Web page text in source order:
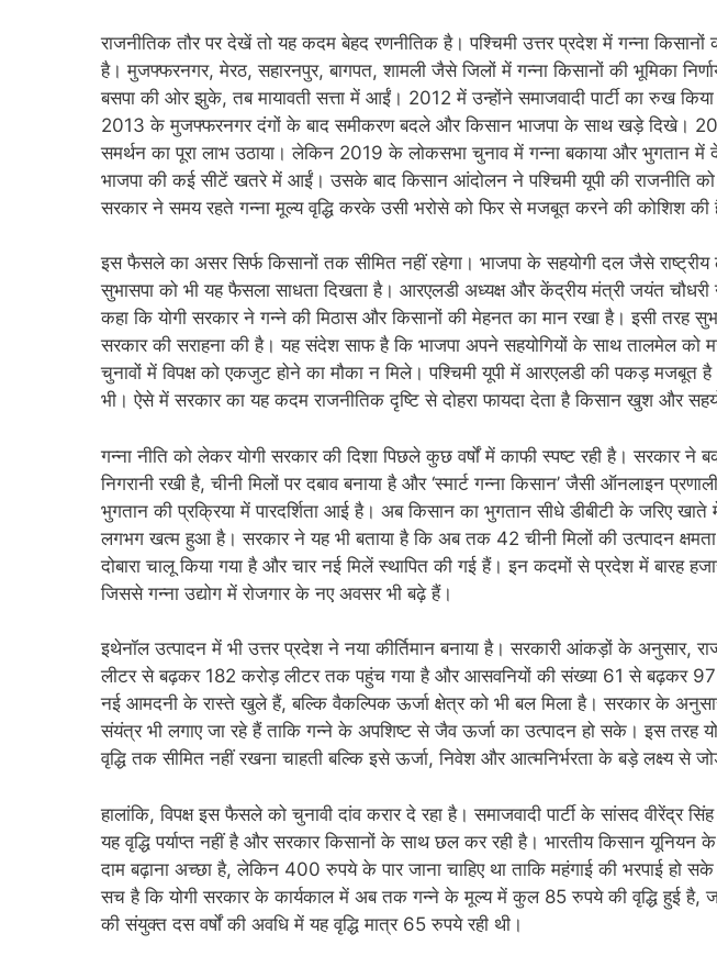
राजनीतिक तौर पर देखें तो यह कदम बेहद रणनीतिक है। पश्चिमी उत्तर प्रदेश में गन्ना किसानों
है। मुजफ्फरनगर, मेरठ, सहारनपुर, बागपत, शामली जैसे जिलों में गन्ना किसानों की भूमिका
बसपा की ओर झुके, तब मायावती सत्ता में आईं। 2012 में उन्होंने समाजवादी पार्टी का रुख
2013 के मुजफ्फरनगर दंगों के बाद समीकरण बदले और किसान भाजपा के साथ खड़े दिखे।
समर्थन का पूरा लाभ उठाया। लेकिन 2019 के लोकसभा चुनाव में गन्ना बकाया और भुगतान में
भाजपा की कई सीटें खतरे में आईं। उसके बाद किसान आंदोलन ने पश्चिमी यूपी की राजनीति को
सरकार ने समय रहते गन्ना मूल्य वृद्धि करके उसी भरोसे को फिर से मजबूत करने की कोशिश की
इस फैसले का असर सिर्फ किसानों तक सीमित नहीं रहेगा। भाजपा के सहयोगी दल जैसे
सुभासपा को भी यह फैसला साधता दिखता है। आरएलडी अध्यक्ष और केंद्रीय मंत्री जयंत
कहा कि योगी सरकार ने गन्ने की मिठास और किसानों की मेहनत का मान रखा है। इसी तरह
सरकार की सराहना की है। यह संदेश साफ है कि भाजपा अपने सहयोगियों के साथ तालमेल
चुनावों में विपक्ष को एकजुट होने का मौका न मिले। पश्चिमी यूपी में आरएलडी की पकड़ मजबूत
भी। ऐसे में सरकार का यह कदम राजनीतिक दृष्टि से दोहरा फायदा देता है किसान खुश और
गन्ना नीति को लेकर योगी सरकार की दिशा पिछले कुछ वर्षों में काफी स्पष्ट रही है। सरकार ने
निगरानी रखी है, चीनी मिलों पर दबाव बनाया है और ‘स्मार्ट गन्ना किसान’ जैसी ऑनलाइन
भुगतान की प्रक्रिया में पारदर्शिता आई है। अब किसान का भुगतान सीधे डीबीटी के जरिए खाते
लगभग खत्म हुआ है। सरकार ने यह भी बताया है कि अब तक 42 चीनी मिलों की उत्पादन
दोबारा चालू किया गया है और चार नई मिलें स्थापित की गई हैं। इन कदमों से प्रदेश में बारह
जिससे गन्ना उद्योग में रोजगार के नए अवसर भी बढ़े हैं।
इथेनॉल उत्पादन में भी उत्तर प्रदेश ने नया कीर्तिमान बनाया है। सरकारी आंकड़ों के अनुसार,
लीटर से बढ़कर 182 करोड़ लीटर तक पहुंच गया है और आसवनियों की संख्या 61 से बढ़कर 97
नई आमदनी के रास्ते खुले हैं, बल्कि वैकल्पिक ऊर्जा क्षेत्र को भी बल मिला है। सरकार के
संयंत्र भी लगाए जा रहे हैं ताकि गन्ने के अपशिष्ट से जैव ऊर्जा का उत्पादन हो सके। इस तरह
वृद्धि तक सीमित नहीं रखना चाहती बल्कि इसे ऊर्जा, निवेश और आत्मनिर्भरता के बड़े लक्ष्य से
हालांकि, विपक्ष इस फैसले को चुनावी दांव करार दे रहा है। समाजवादी पार्टी के सांसद वीरेंद्र
यह वृद्धि पर्याप्त नहीं है और सरकार किसानों के साथ छल कर रही है। भारतीय किसान
दाम बढ़ाना अच्छा है, लेकिन 400 रुपये के पार जाना चाहिए था ताकि महंगाई की भरपाई
सच है कि योगी सरकार के कार्यकाल में अब तक गन्ने के मूल्य में कुल 85 रुपये की वृद्धि हुई है,
की संयुक्त दस वर्षों की अवधि में यह वृद्धि मात्र 65 रुपये रही थी।